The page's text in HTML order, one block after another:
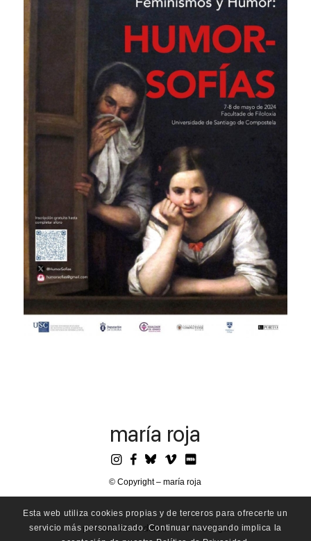
maría roja
© Copyright – maría roja
protección de datos aviso legal
Esta web utiliza cookies propias y de terceros para ofrecerte un
servicio más personalizado. Continuar navegando implica la